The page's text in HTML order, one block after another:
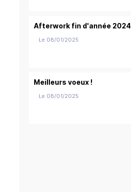
Afterwork fin d'année 2024
Le 08/01/2025
Meilleurs voeux !
Le 08/01/2025